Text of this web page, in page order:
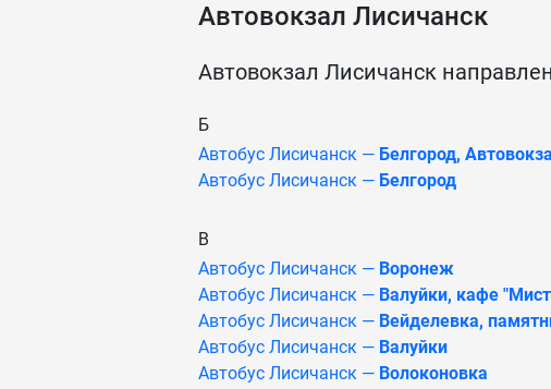
Автовокзал Лисичанск
Автовокзал Лисичанск
Б
Автобус Лисичанск — Белгород,
Автобус Лисичанск — Белгород
В
Автобус Лисичанск — Воронеж
Автобус Лисичанск — Валуйки, кафе
Автобус Лисичанск — Вейделевка,
Автобус Лисичанск — Валуйки
Автобус Лисичанск — Волоконовка